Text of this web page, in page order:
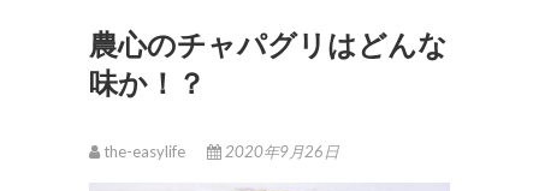
農心のチャパグリはどんな
味か！？
the-easylife 2020年9月26日